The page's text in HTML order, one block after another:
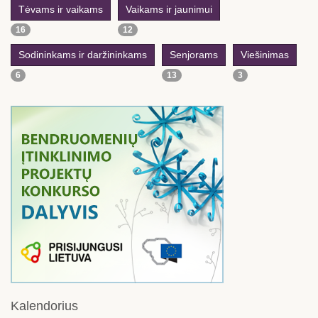
Tėvams ir vaikams
16
Vaikams ir jaunimui
12
Sodininkams ir daržininkams
6
Senjorams
13
Viešinimas
3
Kalendorius